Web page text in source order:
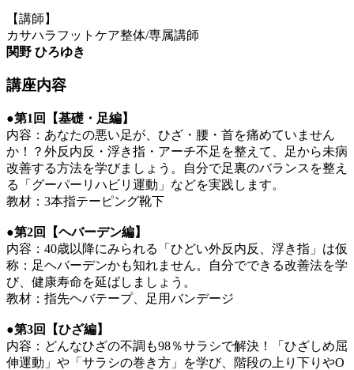
【講師】
カサハラフットケア整体/専属講師
関野 ひろゆき
講座内容
●第1回【基礎・足編】
内容：あなたの悪い足が、ひざ・腰・首を痛めていません
か！？外反内反・浮き指・アーチ不足を整えて、足から未病
改善する方法を学びましょう。自分で足裏のバランスを整え
る「グーパーリハビリ運動」などを実践します。
教材：3本指テーピング靴下
●第2回【ヘバーデン編】
内容：40歳以降にみられる「ひどい外反内反、浮き指」は仮
称：足ヘバーデンかも知れません。自分でできる改善法を学
び、健康寿命を延ばしましょう。
教材：指先ヘバテープ、足用バンデージ
●第3回【ひざ編】
内容：どんなひざの不調も98％サラシで解決！「ひざしめ屈
伸運動」や「サラシの巻き方」を学び、階段の上り下りやO